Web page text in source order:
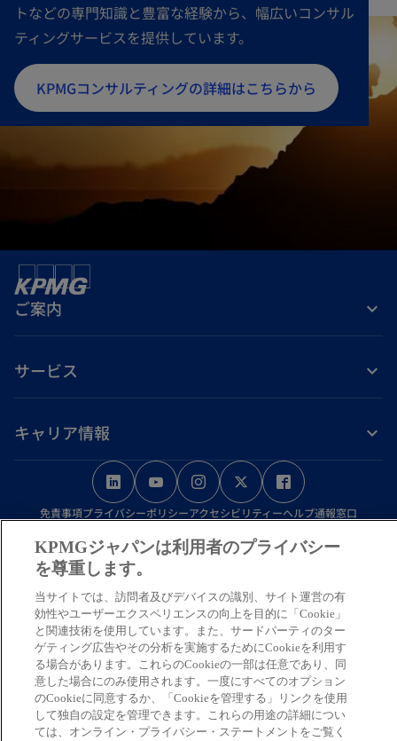
トなどの専門知識と豊富な経験から、幅広いコンサル
ティングサービスを提供しています。
KPMGコンサルティングの詳細はこちらから
新
し
タ
ご案内
サービス
キャリア情報
新
し
い
タ
ブ
で
開
く
新
し
い
タ
で
開
く
新
し
い
タ
で
開
く
新
し
い
タ
で
開
く
新
い
タ
で
開
く
免責事項プライバシーポリシーアクセシビリティーヘルプ通報窓口
© 2026 KPMG AZSA LLC, a limited liability audit corporation
incorporated under the Japanese Certified Public Accountants Law and
a member firm of the KPMG global organization of independent member
firms affiliated with KPMG International Limited, a private English
company limited by guarantee. All rights reserved. © 2026 KPMG Tax
Corporation, a tax corporation incorporated under the Japanese CPTA
Law and a member firm of the KPMG global organization of independent
member firms affiliated with KPMG International Limited, a private
English company limited by guarantee. All rights reserved.
For more detail about the structure of the KPMG global organization
KPMGジャパンは利用者のプライバシー
を尊重します。
当サイトでは、訪問者及びデバイスの識別、サイト運営の有
効性やユーザーエクスペリエンスの向上を目的に「Cookie」
と関連技術を使用しています。また、サードパーティのター
ゲティング広告やその分析を実施するためにCookieを利用す
る場合があります。これらのCookieの一部は任意であり、同
意した場合にのみ使用されます。一度にすべてのオプション
のCookieに同意するか、「Cookieを管理する」リンクを使用
して独自の設定を管理できます。これらの用途の詳細につい
ては、オンライン・プライバシー・ステートメントをご覧く